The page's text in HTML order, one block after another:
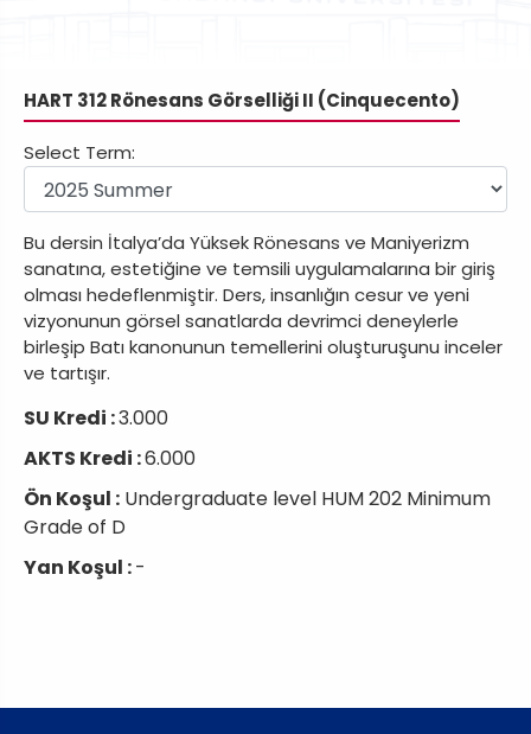
HART 312 Rönesans Görselliği II (Cinquecento)
Select Term:
Bu dersin İtalya’da Yüksek Rönesans ve Maniyerizm
sanatına, estetiğine ve temsili uygulamalarına bir giriş
olması hedeflenmiştir. Ders, insanlığın cesur ve yeni
vizyonunun görsel sanatlarda devrimci deneylerle
birleşip Batı kanonunun temellerini oluşturuşunu inceler
ve tartışır.
SU Kredi :3.000
AKTS Kredi :6.000
Ön Koşul : Undergraduate level HUM 202 Minimum
Grade of D
Yan Koşul :-